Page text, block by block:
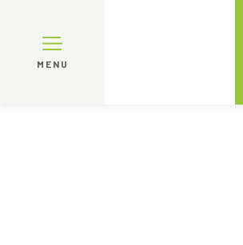
MENU